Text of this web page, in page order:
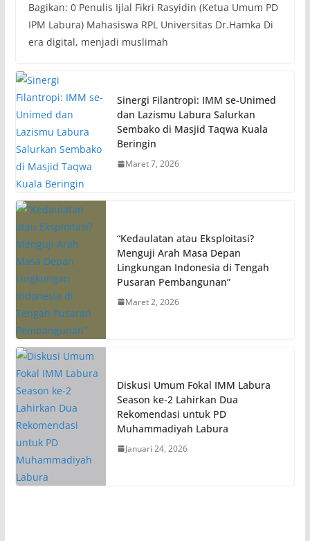
Bagikan: 0 Penulis Ijlal Fikri Rasyidin (Ketua Umum PD
IPM Labura) Mahasiswa RPL Universitas Dr.Hamka Di
era digital, menjadi muslimah
Sinergi Filantropi: IMM se-Unimed
dan Lazismu Labura Salurkan
Sembako di Masjid Taqwa Kuala
Beringin
Maret 7, 2026
“Kedaulatan atau Eksploitasi?
Menguji Arah Masa Depan
Lingkungan Indonesia di Tengah
Pusaran Pembangunan”
Maret 2, 2026
Diskusi Umum Fokal IMM Labura
Season ke-2 Lahirkan Dua
Rekomendasi untuk PD
Muhammadiyah Labura
Januari 24, 2026